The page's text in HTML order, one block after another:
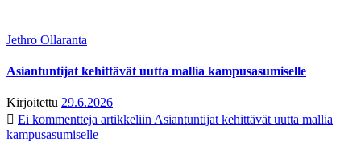
Jethro Ollaranta
Asiantuntijat kehittävät uutta mallia kampusasumiselle
Kirjoitettu 29.6.2026
Ei kommentteja artikkeliin Asiantuntijat kehittävät uutta mallia
kampusasumiselle